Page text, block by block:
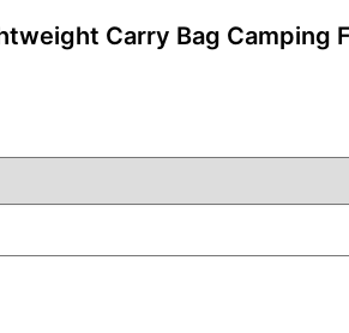
Carry Bag Camping